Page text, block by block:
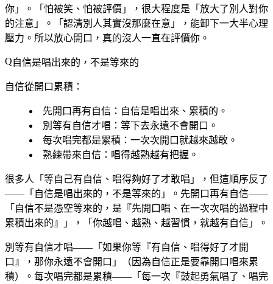
你」。「怕被笑、怕被評價」，很大程度是「放大了別人對你
的注意」。「認清別人其實沒那麼在意」，能卸下一大半心理
壓力。所以放心開口，真的沒人一直在評價你。
自信是唱出來的，不是等來的
自信從開口累積：
先開口再有自信 ：自信是唱出來、累積的。
別等有自信才唱 ：等下去永遠不會開口。
每次唱完都是累積 ：一次次開口就越來越敢。
熟練帶來自信 ：唱得越熟越有把握。
很多人「等自己有自信、唱得夠好了才敢唱」，但這順序反了
——「自信是唱出來的，不是等來的」。先開口再有自信——
「自信不是憑空等來的，是『先開口唱、在一次次唱的過程中
累積出來的』」，「你越唱、越熟、越習慣，就越有自信」。
別等有自信才唱——「如果你等『有自信、唱得好了才開
口』，那你永遠不會開口」（因為自信正是要靠開口唱來累
積）。每次唱完都是累積——「每一次『鼓起勇氣唱了、唱完